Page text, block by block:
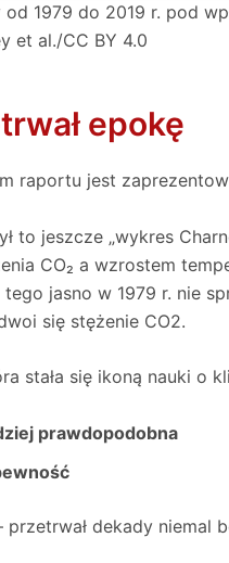
1979 do 2019 r. pod
et al./CC BY 4.0
epokę
raportu jest
to jeszcze „wykres
CO₂ a wzrostem
tego jasno w 1979 r. nie
się stężenie CO2.
stała się ikoną nauki o
prawdopodobna
dekady